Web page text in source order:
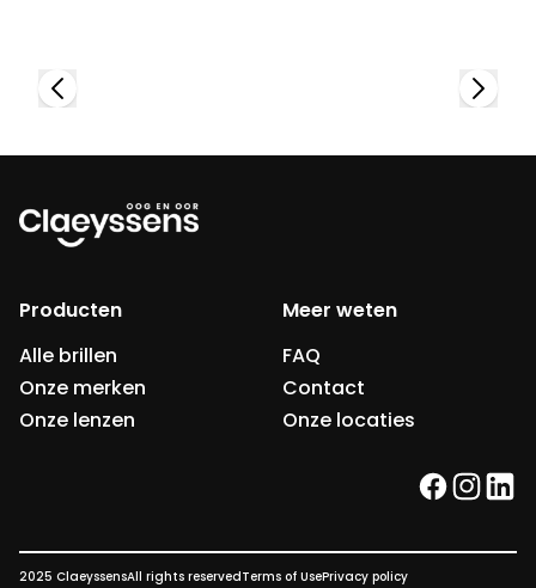
Producten
Alle brillen
Onze merken
Onze lenzen
Meer weten
FAQ
Contact
Onze locaties
facebook
2025 ClaeyssensAll rights reservedTerms of UsePrivacy policy